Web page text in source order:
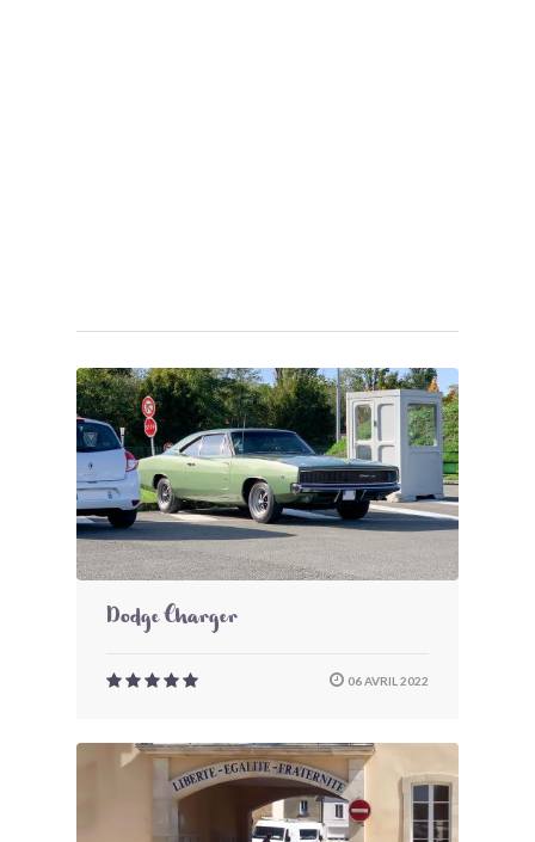
Dodge Charger
06 AVRIL 2022